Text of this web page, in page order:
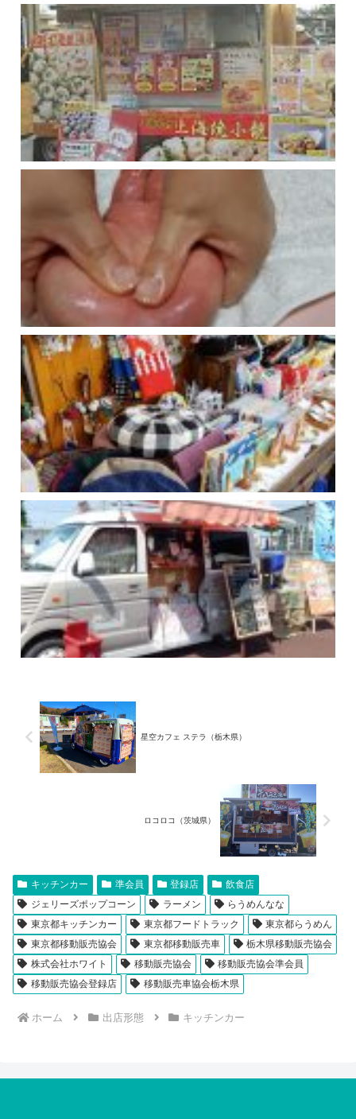
星空カフェ ステラ（栃木県）
ロコロコ（茨城県）
キッチンカー 準会員 登録店
飲食店
ジェリーズポップコーン
ラーメン
らうめんなな
東京都キッチンカー
東京都フードトラック
東京都らうめん
東京都移動販売協会
東京都移動販売車
栃木県移動販売協会
株式会社ホワイト
移動販売協会
移動販売協会準会員
移動販売協会登録店
移動販売車協会栃木県
ホーム 出店形態 キッチンカー